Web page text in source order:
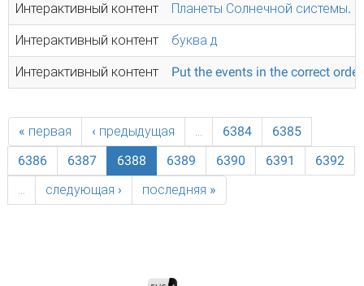
Интерактивный контент Планеты Солнечной системы.
Интерактивный контент буква д
Интерактивный контент Put the events in the correct order
« первая ‹ предыдущая … 6384
6385
6386
6387 6388 6389 6390 6391
6392
…
следующая › последняя »